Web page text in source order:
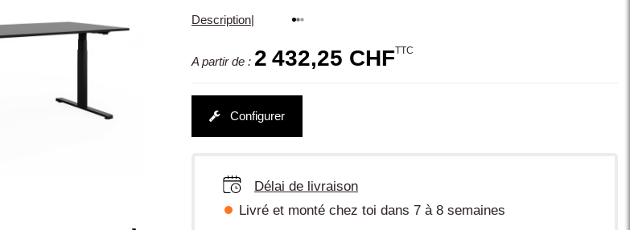
Description|
A partir de : 2 432,25 CHFTTC
Configurer
Délai de livraison
Livré et monté chez toi dans 7 à 8 semaines